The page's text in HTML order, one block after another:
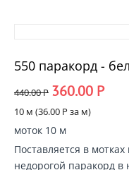
550 паракорд -
440.00Р 360.00 Р
10 м (36.00 Р за м)
моток 10 м
Поставляется в
недорогой паракорд в